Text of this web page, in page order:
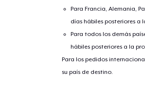
Para Francia, Alemania,
días hábiles posteriores a
Para todos los demás
hábiles posteriores a la
Para los pedidos
su país de destino.